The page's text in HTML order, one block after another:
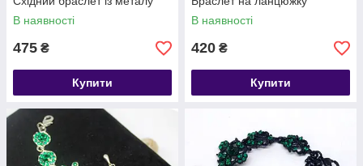
В наявності
475 ₴
Купити
В наявності
420 ₴
Купити